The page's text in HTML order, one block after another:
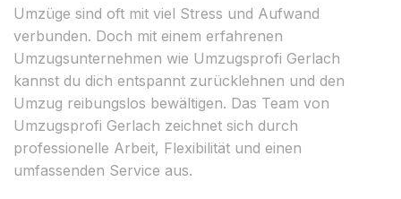
Umzüge sind oft mit viel Stress und Aufwand
verbunden. Doch mit einem erfahrenen
Umzugsunternehmen wie Umzugsprofi Gerlach
kannst du dich entspannt zurücklehnen und den
Umzug reibungslos bewältigen. Das Team von
Umzugsprofi Gerlach zeichnet sich durch
professionelle Arbeit, Flexibilität und einen
umfassenden Service aus.